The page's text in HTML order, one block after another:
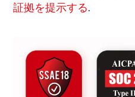
証拠を提示する.